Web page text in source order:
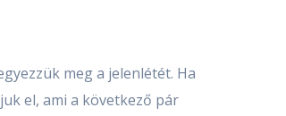
meg a jelenlétét. Ha
el, ami a következő pár